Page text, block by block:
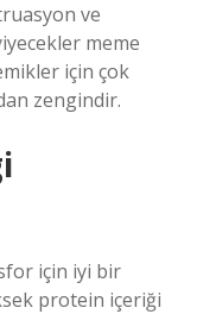
ve
meme
için çok
zengindir.
için iyi bir
protein içeriği